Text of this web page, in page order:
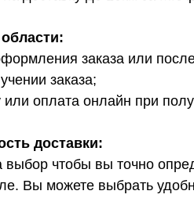
заказа или
заказа;
оплата онлайн при
доставки:
чтобы вы точно
Вы можете выбрать